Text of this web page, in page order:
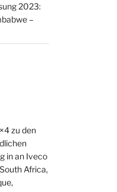
2023:
–
zu den
in an Iveco
Africa,